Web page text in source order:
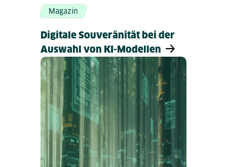
Magazin
Digitale Souveränität bei der
Auswahl von KI-Modellen